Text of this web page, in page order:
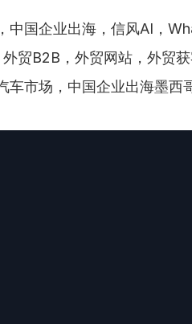
中国企业出海，信风AI，
贸B2B，外贸网站，外贸
车市场，中国企业出海墨西